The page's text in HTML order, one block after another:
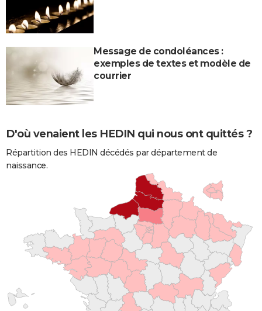
Message de condoléances :
exemples de textes et modèle de
courrier
D'où venaient les HEDIN qui nous ont quittés ?
Répartition des HEDIN décédés par département de
naissance.